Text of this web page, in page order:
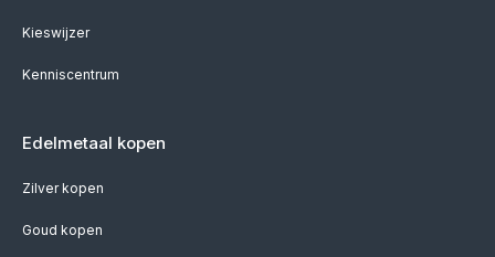
Kieswijzer
Kenniscentrum
Edelmetaal kopen
Zilver kopen
Goud kopen